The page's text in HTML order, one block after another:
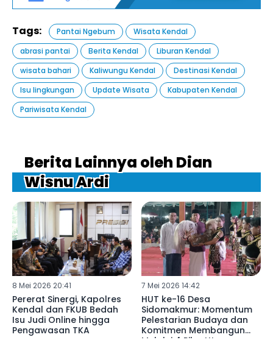
Tags: Pantai Ngebum
Wisata Kendal
abrasi pantai
Berita Kendal
Liburan Kendal
wisata bahari
Kaliwungu Kendal
Destinasi Kendal
Isu lingkungan
Update Wisata
Kabupaten Kendal
Pariwisata Kendal
Berita Lainnya oleh Dian
Wisnu Ardi
8 Mei 2026 20:41
Pererat Sinergi, Kapolres
Kendal dan FKUB Bedah
Isu Judi Online hingga
Pengawasan TKA
7 Mei 2026 14:42
HUT ke-16 Desa
Sidomakmur: Momentum
Pelestarian Budaya dan
Komitmen Membangun
Melalui 4 Pilar Utama